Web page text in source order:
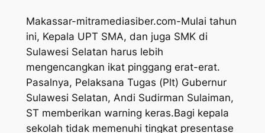
Makassar-mitramediasiber.com-Mulai tahun
ini, Kepala UPT SMA, dan juga SMK di
Sulawesi Selatan harus lebih
mengencangkan ikat pinggang erat-erat.
Pasalnya, Pelaksana Tugas (Plt) Gubernur
Sulawesi Selatan, Andi Sudirman Sulaiman,
ST memberikan warning keras.Bagi kepala
sekolah tidak memenuhi tingkat presentase